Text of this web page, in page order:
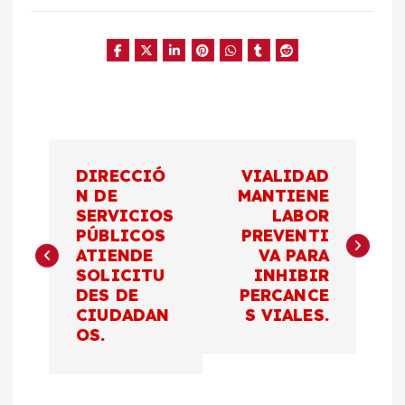
v
DIRECCIÓ
N DE
SERVICIOS
PÚBLICOS
ATIENDE
SOLICITU
DES DE
CIUDADAN
OS.
VIALIDAD
MANTIENE
LABOR
PREVENTI
VA PARA
INHIBIR
PERCANCE
S VIALES.